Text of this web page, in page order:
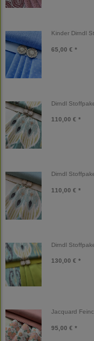
Kinder Dirndl
65,00 € *
Dirndl
110,00 € *
Dirndl
110,00 € *
Dirndl
130,00 € *
Jacquard
95,00 € *